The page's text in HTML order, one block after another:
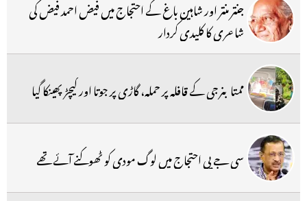
جنتر منتر اور شاہین باغ کے احتجاج میں فیض احمد فیض کی
شاعری کا کلیدی کردار
ممتا بنرجی کے قافلہ پر حملہ، گاڑی پر جوتا اور کیچڑ پھینکا گیا
سی جے پی احتجاج میں لوگ مودی کو ٹھوکنے آئے تھے